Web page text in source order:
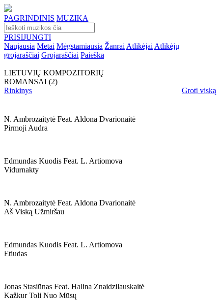
PAGRINDINIS MUZIKA
PRISIJUNGTI
Naujausia Metai Mėgstamiausia Žanrai Atlikėjai Atlikėjų
grojaraščiai Grojaraščiai Paieška
LIETUVIŲ KOMPOZITORIŲ
ROMANSAI (2)
Rinkinys
Groti viską
N. Ambrozaitytė Feat. Aldona Dvarionaitė
Pirmoji Audra
Edmundas Kuodis Feat. L. Artiomova
Vidurnakty
N. Ambrozaitytė Feat. Aldona Dvarionaitė
Aš Viską Užmiršau
Edmundas Kuodis Feat. L. Artiomova
Etiudas
Jonas Stasiūnas Feat. Halina Znaidzilauskaitė
Kažkur Toli Nuo Mūsų